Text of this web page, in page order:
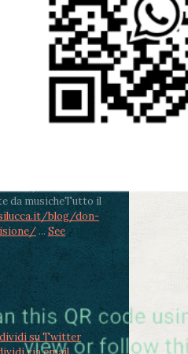
- Lucca, Scuola
Castruccio
murales in
dal Liceo
ore 18 - Fiano
- Messa in
da mons.
Lucca
ore 20.30 -
al Cippo di don
Memoria in alcuni
Ritrovo alle ore
conclusione al
Durante le
da musicheTutto il
blog/don-
... See
su Twitter